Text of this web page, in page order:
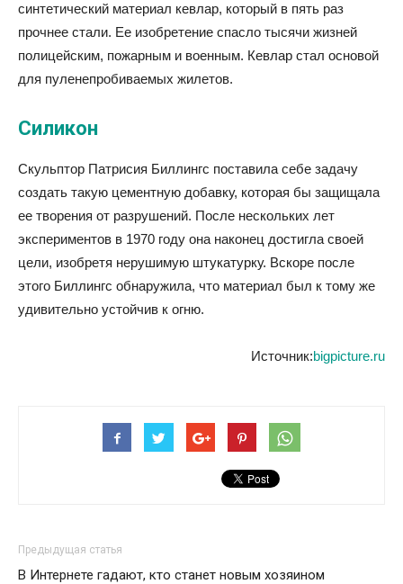
синтетический материал кевлар, который в пять раз
прочнее стали. Ее изобретение спасло тысячи жизней
полицейским, пожарным и военным. Кевлар стал основой
для пуленепробиваемых жилетов.
Силикон
Скульптор Патрисия Биллингс поставила себе задачу
создать такую цементную добавку, которая бы защищала
ее творения от разрушений. После нескольких лет
экспериментов в 1970 году она наконец достигла своей
цели, изобретя нерушимую штукатурку. Вскоре после
этого Биллингс обнаружила, что материал был к тому же
удивительно устойчив к огню.
Источник:bigpicture.ru
Предыдущая статья
В Интернете гадают, кто станет новым хозяином